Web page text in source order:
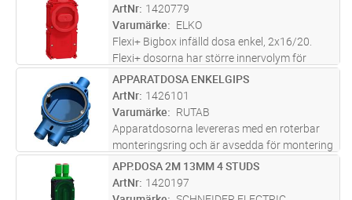
(Ø 69 mm) eller motsvarande.
ArtNr 1420779
Varumärke
ELKO
Flexi+ Bigbox infälld dosa enkel, 2x16/20.
Flexi+ dosorna har större innervolym för
anslutningar, puckar och i allmänhet mer luft
för ökad livslängd av elektronik. För
skivtjocklek 13mm. Med spik- oc
ST Lägg i kundvagn
APPARATDOSA ENKELGIPS
ArtNr 1426101
Varumärke
RUTAB
Apparatdosorna levereras med en roterbar
monteringsring och är avsedda för montering
i 13mm tjocka väggskivor. Apparatdosorna är
sammanbyggnadsbara, har 3st 16mm
stutsar varav 1st är öppen. Stutsarna
ST Lägg i kundvagn
APP.DOSA 2M 13MM 4 STUDS
ArtNr 1420197